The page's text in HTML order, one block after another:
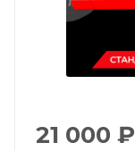
21 000 ₽